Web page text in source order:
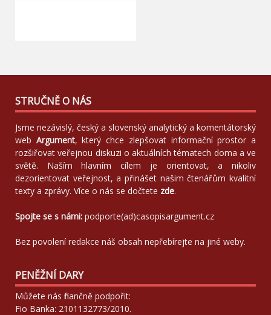
STRUČNĚ O NÁS
Jsme nezávislý, český a slovenský analytický a komentátorský
web Argument, který chce zlepšovat informační prostor a
rozšiřovat veřejnou diskuzi o aktuálních tématech doma a ve
světě. Naším hlavním cílem je orientovat, a nikoliv
dezorientovat veřejnost, a přinášet našim čtenářům kvalitní
texty a zprávy. Více o nás se dočtete zde.
Spojte se s námi: podporte(ad)casopisargument.cz
Bez povolení redakce náš obsah nepřebírejte na jiné weby.
PENĚŽNÍ DARY
Můžete nás finančně podpořit:
Fio Banka: 2101132773/2010.